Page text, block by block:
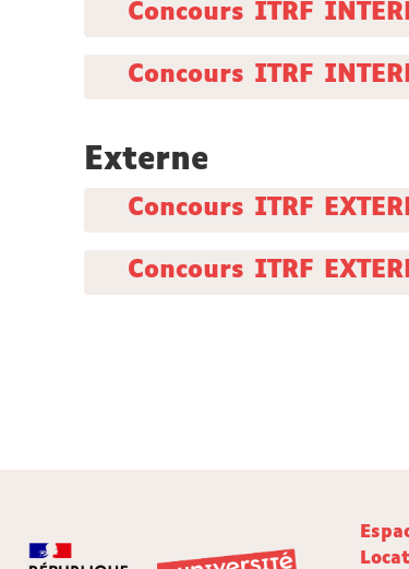
Concours ITRF
Concours ITRF
Externe
Concours ITRF
Concours ITRF